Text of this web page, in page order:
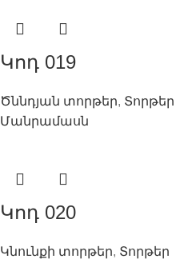
Կոդ 019
Ծննդյան տորթեր, Տորթեր
Մանրամասն
Կոդ 020
Կնունքի տորթեր, Տորթեր